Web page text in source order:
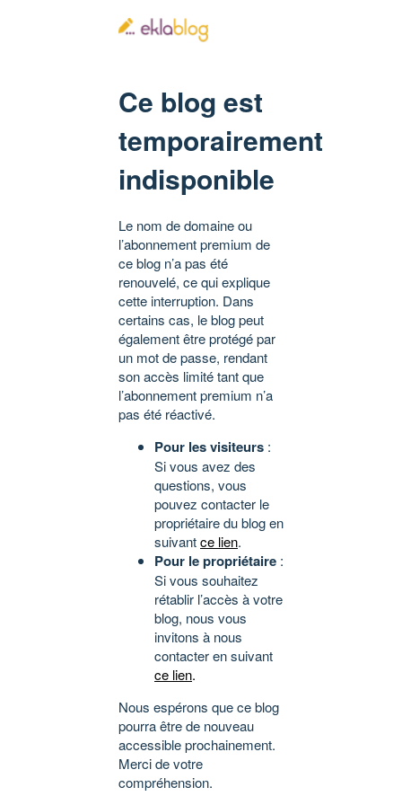
Ce blog est
temporairement
indisponible
Le nom de domaine ou
l’abonnement premium de
ce blog n’a pas été
renouvelé, ce qui explique
cette interruption. Dans
certains cas, le blog peut
également être protégé par
un mot de passe, rendant
son accès limité tant que
l’abonnement premium n’a
pas été réactivé.
Pour les visiteurs :
Si vous avez des
questions, vous
pouvez contacter le
propriétaire du blog en
suivantce lien.
Pour le propriétaire :
Si vous souhaitez
rétablir l’accès à votre
blog, nous vous
invitons à nous
contacter en suivant
ce lien.
Nous espérons que ce blog
pourra être de nouveau
accessible prochainement.
Merci de votre
compréhension.